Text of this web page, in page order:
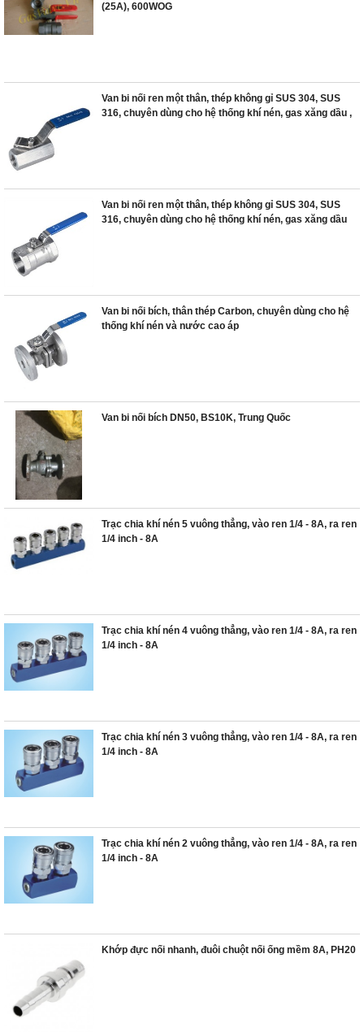
(25A), 600WOG
Van bi nối ren một thân, thép không gỉ SUS 304, SUS
316, chuyên dùng cho hệ thống khí nén, gas xăng dầu ,
Van bi nối ren một thân, thép không gỉ SUS 304, SUS
316, chuyên dùng cho hệ thống khí nén, gas xăng dầu
Van bi nối bích, thân thép Carbon, chuyên dùng cho hệ
thống khí nén và nước cao áp
Van bi nối bích DN50, BS10K, Trung Quốc
Trạc chia khí nén 5 vuông thẳng, vào ren 1/4 - 8A, ra ren
1/4 inch - 8A
Trạc chia khí nén 4 vuông thẳng, vào ren 1/4 - 8A, ra ren
1/4 inch - 8A
Trạc chia khí nén 3 vuông thẳng, vào ren 1/4 - 8A, ra ren
1/4 inch - 8A
Trạc chia khí nén 2 vuông thẳng, vào ren 1/4 - 8A, ra ren
1/4 inch - 8A
Khớp đực nối nhanh, đuôi chuột nối ống mềm 8A, PH20